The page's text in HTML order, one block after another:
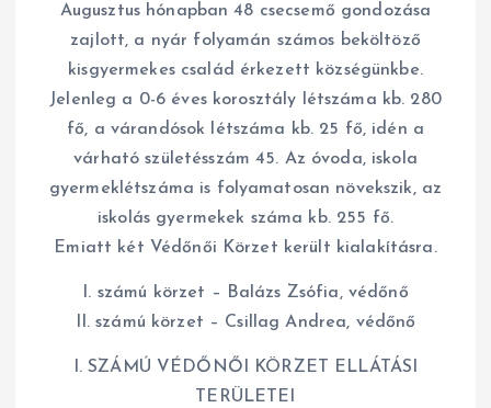
Augusztus hónapban 48 csecsemő gondozása
zajlott, a nyár folyamán számos beköltöző
kisgyermekes család érkezett községünkbe.
Jelenleg a 0-6 éves korosztály létszáma kb. 280
fő, a várandósok létszáma kb. 25 fő, idén a
várható születésszám 45. Az óvoda, iskola
gyermeklétszáma is folyamatosan növekszik, az
iskolás gyermekek száma kb. 255 fő.
Emiatt két Védőnői Körzet került kialakításra.
I. számú körzet – Balázs Zsófia, védőnő
II. számú körzet – Csillag Andrea, védőnő
I. SZÁMÚ VÉDŐNŐI KÖRZET ELLÁTÁSI
TERÜLETEI